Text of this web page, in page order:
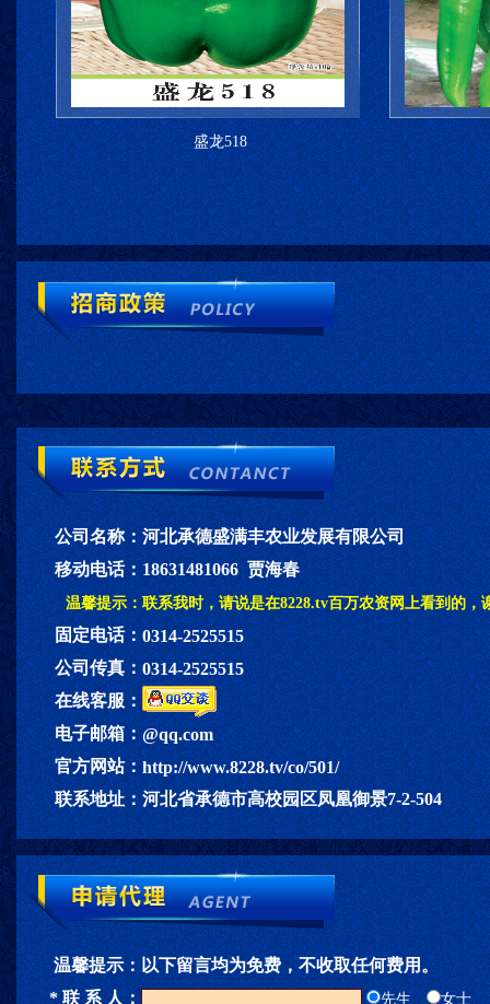
盛龙518
>
公司名称：河北承德盛满丰农业发展有限公司
移动电话：18631481066 贾海春
温馨提示：联系我时，请说是在8228.tv百万农资网上看到的，
固定电话：0314-2525515
公司传真：0314-2525515
在线客服：
电子邮箱：@qq.com
官方网站：http://www.8228.tv/co/501/
联系地址：河北省承德市高校园区凤凰御景7-2-504
温馨提示：以下留言均为免费，不收取任何费用。
* 联 系 人：
先生 女士